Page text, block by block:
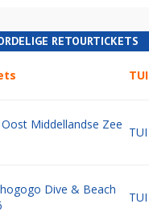
RETOURTICKETS
TUI
Oost Middellandse Zee
TUI
Dive & Beach
TUI